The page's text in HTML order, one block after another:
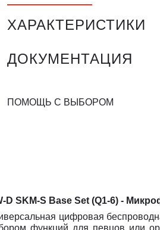
ХАРАКТЕРИСТИКИ
ДОКУМЕНТАЦИЯ
ПОМОЩЬ С ВЫБОРОМ
D SKM-S Base Set (Q1-6) - М
цифровая